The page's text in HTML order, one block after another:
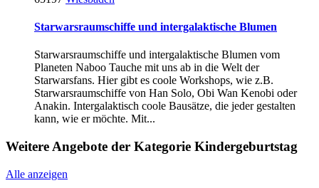
Starwarsraumschiffe und intergalaktische Blumen
Starwarsraumschiffe und intergalaktische Blumen vom
Planeten Naboo Tauche mit uns ab in die Welt der
Starwarsfans. Hier gibt es coole Workshops, wie z.B.
Starwarsraumschiffe von Han Solo, Obi Wan Kenobi oder
Anakin. Intergalaktisch coole Bausätze, die jeder gestalten
kann, wie er möchte. Mit...
Weitere Angebote der Kategorie Kindergeburtstag
Alle anzeigen